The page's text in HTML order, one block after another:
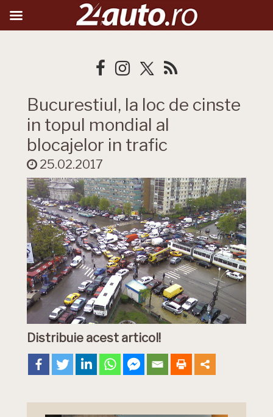
Bucurestiul, la loc de cinste
in topul mondial al
blocajelor in trafic
25.02.2017
Distribuie acest articol!